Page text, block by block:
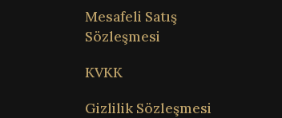
Mesafeli Satış
Sözleşmesi
KVKK
Gizlilik Sözleşmesi